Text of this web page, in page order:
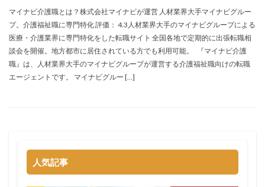
マイナビ介護職とは？株式会社マイナビが運営 人材業界大手マイナビグルー
プ。介護福祉職に専門特化 評価： 4.3人材業界大手のマイナビグループによる
医療・介護業界に専門特化をした転職サイト 全国各地で定期的に出張転職相
談会を開催。地方都市に居住されている方でも利用可能。 『マイナビ介護
職』は、人材業界大手のマイナビグループが運営する介護福祉職向けの転職
エージェントです。 マイナビグルー […]
人気記事
就職shop
就職先
就職活動
検査技師人材バンク
医療技術職
退職代行サービス
調理師
資格なし 転職
転職エージェント
障害者雇用
電気工事施工管理士
非常識
頭痛がする